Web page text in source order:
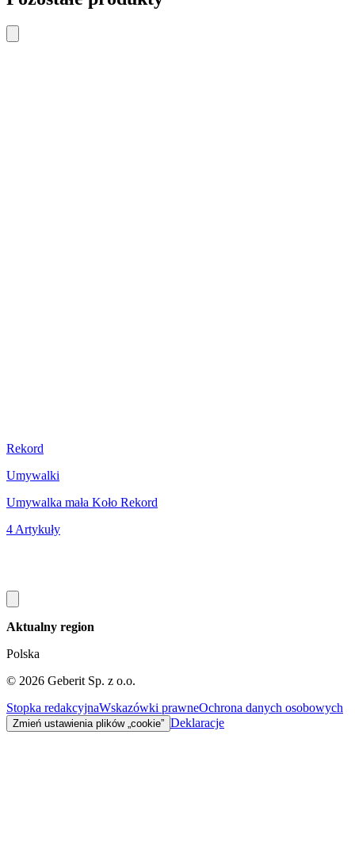
Rekord
Umywalki
Umywalka mała Koło Rekord
4 Artykuły
Aktualny region
Polska
© 2026 Geberit Sp. z o.o.
Stopka redakcyjnaWskazówki prawneOchrona danych osobowych
Zmień ustawienia plików „cookie” Deklaracje